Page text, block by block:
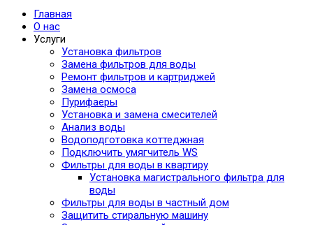
Главная
О нас
Услуги
Установка фильтров
Замена фильтров для воды
Ремонт фильтров и картриджей
Замена осмоса
Пурифаеры
Установка и замена смесителей
Анализ воды
Водоподготовка коттеджная
Подключить умягчитель WS
Фильтры для воды в квартиру
Установка магистрального фильтра для
воды
Фильтры для воды в частный дом
Защитить стиральную машину